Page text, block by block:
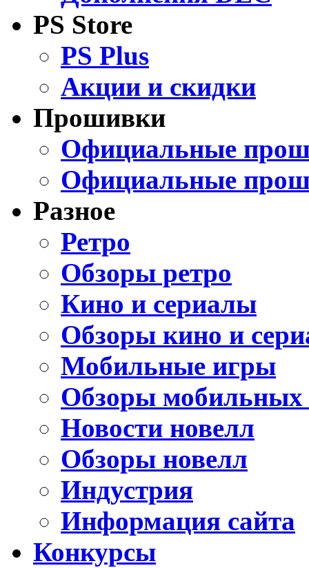
PS Store
PS Plus
Акции и скидки
Прошивки
Официальные
Официальные
Разное
Ретро
Обзоры ретро
Кино и сериалы
Обзоры кино и
Мобильные игры
Обзоры мобильных
Новости новелл
Обзоры новелл
Индустрия
Информация сайта
Конкурсы